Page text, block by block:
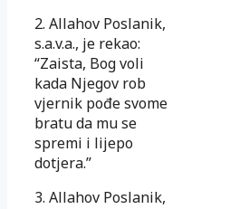
2. Allahov Poslanik,
s.a.v.a., je rekao:
“Zaista, Bog voli
kada Njegov rob
vjernik pođe svome
bratu da mu se
spremi i lijepo
dotjera.”
3. Allahov Poslanik,